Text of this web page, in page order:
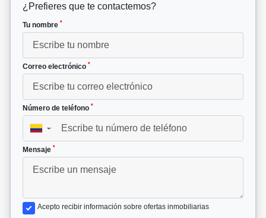
¿Prefieres que te contactemos?
Tu nombre *
Correo electrónico *
Número de teléfono *
▼
Mensaje *
Acepto recibir información sobre ofertas inmobiliarias